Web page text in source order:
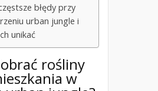
błędy przy
urban jungle i
unikać
rośliny
w